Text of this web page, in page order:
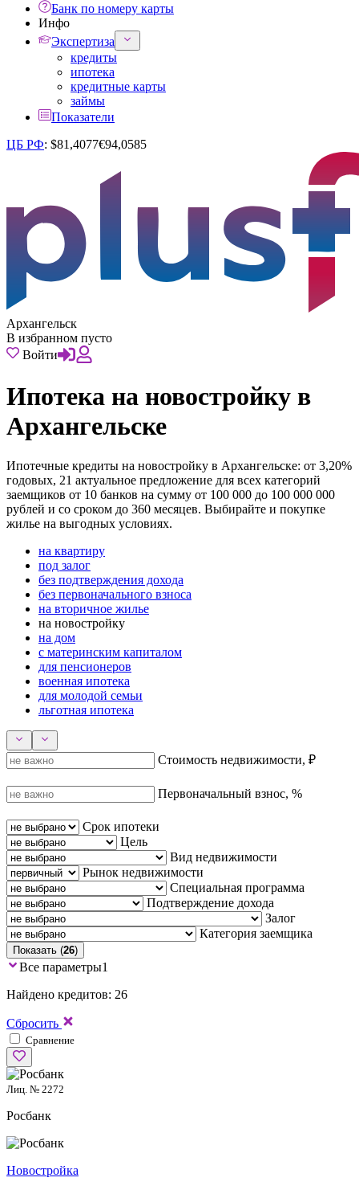
Банк по номеру карты
Инфо
Экспертиза
кредиты
ипотека
кредитные карты
займы
Показатели
ЦБ РФ: $81,4077€94,0585
Архангельск
В избранном пусто
Войти
Ипотека на новостройку в
Архангельске
Ипотечные кредиты на новостройку в Архангельске: от 3,20%
годовых, 21 актуальное предложение для всех категорий
заемщиков от 10 банков на сумму от 100 000 до 100 000 000
рублей и со сроком до 360 месяцев. Выбирайте и покупке
жилье на выгодных условиях.
на квартиру
под залог
без подтверждения дохода
без первоначального взноса
на вторичное жилье
на новостройку
на дом
с материнским капиталом
для пенсионеров
военная ипотека
для молодой семьи
льготная ипотека
Стоимость недвижимости, ₽
Первоначальный взнос, %
Срок ипотеки
Цель
Вид недвижимости
Рынок недвижимости
Специальная программа
Подтверждение дохода
Залог
Категория заемщика
Показать (26)
Все параметры1
Найдено кредитов: 26
Сбросить
Сравнение
Лиц. № 2272
Росбанк
Новостройка